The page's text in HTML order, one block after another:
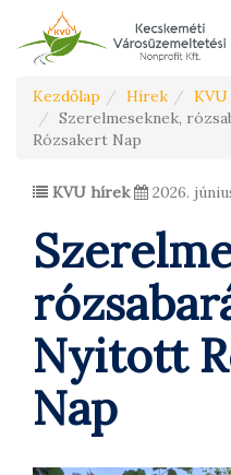
Kezdőlap Hírek
Szerelmeseknek,
Rózsakert Nap
KVU hírek 2026.
Nyitott
Nap